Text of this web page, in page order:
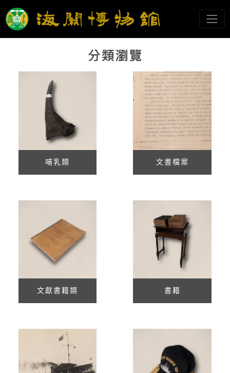
海關博物館
網頁導覽
哺乳類 文書檔案
文獻書籍類 書籍